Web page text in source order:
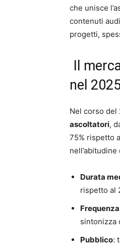
che unisce
contenuti
progetti,
Il
nel
Nel corso del
ascoltatori,
75% rispetto
Durata
rispetto al
Frequenza
sintonizza
Pubblico: